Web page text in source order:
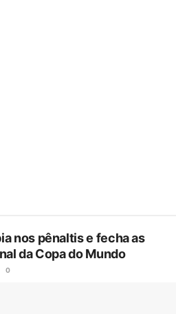
nos pênaltis e fecha as
da Copa do Mundo
0